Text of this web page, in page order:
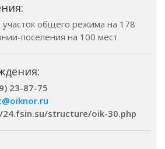
участок общего режима на 178
поселения на 100 мест
23-87-75
structure/oik-30.php